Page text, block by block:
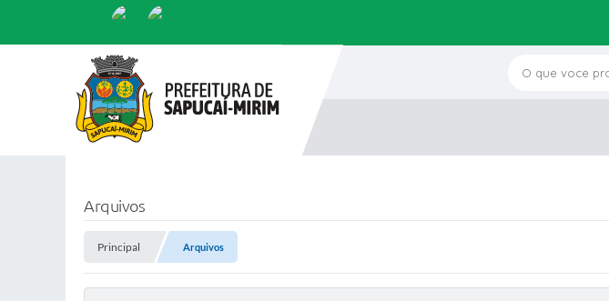
O que voce
Arquivos
Principal Arquivos